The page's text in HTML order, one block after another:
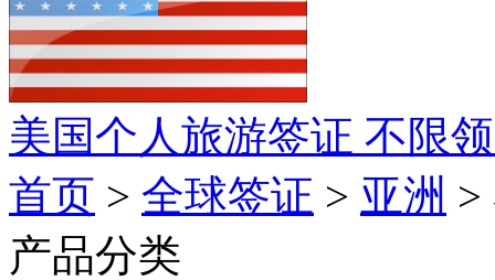
美国个人旅游签证 不限
首页 > 全球签证 > 亚洲 >
产品分类